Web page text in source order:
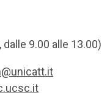
9.00 alle 13.00)